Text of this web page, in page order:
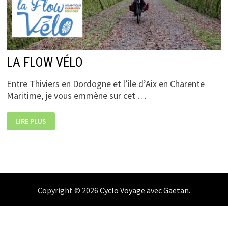
LA FLOW VÉLO
Entre Thiviers en Dordogne et l’ile d’Aix en Charente
Maritime, je vous emmène sur cet …
LA
FLOW
VÉLO
LIRE PLUS
Copyright © 2026 Cyclo Voyage avec Gaëtan.